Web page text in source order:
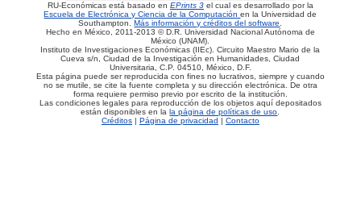
RU-Económicas está basado en EPrints 3 el cual es desarrollado por la
Escuela de Electrónica y Ciencia de la Computaciónen la Universidad de
Southampton.Más información y créditos del software.
Hecho en México, 2011-2013 © D.R. Universidad Nacional Autónoma de
México (UNAM).
Instituto de Investigaciones Económicas (IIEc). Circuito Maestro Mario de la
Cueva s/n, Ciudad de la Investigación en Humanidades, Ciudad
Universitaria, C.P. 04510, México, D.F.
Esta página puede ser reproducida con fines no lucrativos, siempre y cuando
no se mutile, se cite la fuente completa y su dirección electrónica. De otra
forma requiere permiso previo por escrito de la institución.
Las condiciones legales para reproducción de los objetos aquí depositados
están disponibles en lala página de políticas de uso.
Créditos| Página de privacidad | Contacto